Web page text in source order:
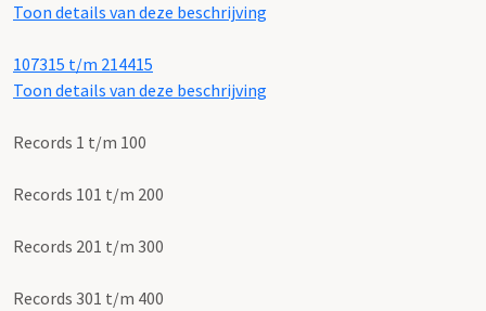
Toon details van deze beschrijving
107315 t/m 214415
Toon details van deze beschrijving
Records 1 t/m 100
Records 101 t/m 200
Records 201 t/m 300
Records 301 t/m 400